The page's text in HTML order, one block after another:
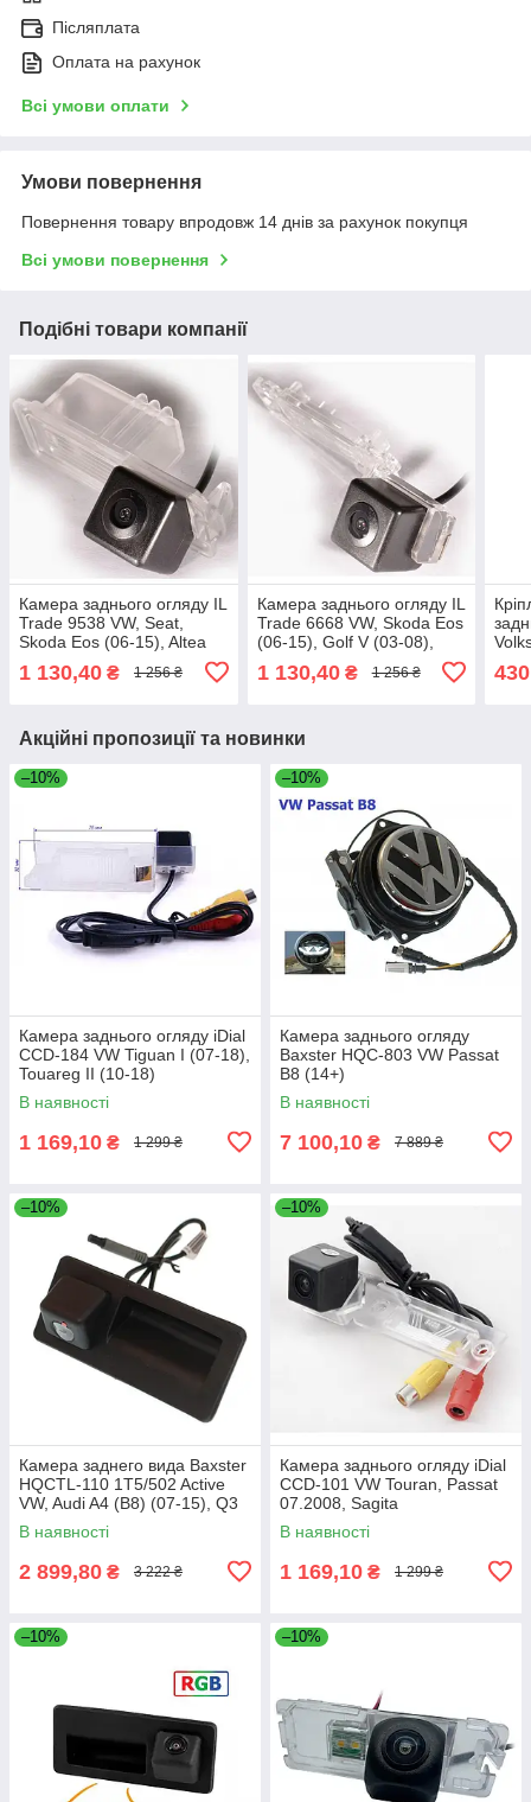
Післяплата
Оплата на рахунок
Всі умови оплати
Умови повернення
Повернення товару впродовж 14 днів за рахунок покупця
Всі умови повернення
Подібні товари компанії
Камера заднього огляду IL
Trade 9538 VW, Seat,
Skoda Eos (06-15), Altea
Golf VII
1 130,40 ₴ 1 256 ₴
Камера заднього огляду IL
Trade 6668 VW, Skoda Eos
(06-15), Golf V (03-08),
Touran (03-15), Passat B5
(00-05),
1 130,40₴ 1 256 ₴
Акційні пропозиції та новинки
–10%
Камера заднього огляду iDial
CCD-184 VW Tiguan I (07-18),
Touareg II (10-18)
В наявності
1 169,10 ₴ 1 299 ₴
–10%
Камера заднього огляду
Baxster HQC-803 VW Passat
B8 (14+)
В наявності
7 100,10 ₴ 7 889 ₴
–10%
Камера заднего вида Baxster
HQCTL-110 1T5/502 Active
VW, Audi A4 (B8) (07-15), Q3
(8U) (11-18), Golf VI
В наявності
2 899,80 ₴ 3 222 ₴
–10%
Камера заднього огляду iDial
CCD-101 VW Touran, Passat
07.2008, Sagita
В наявності
1 169,10 ₴ 1 299 ₴
–10% –10%